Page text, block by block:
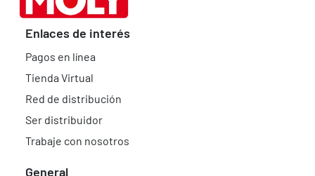
Enlaces de interés
Pagos en línea
Tienda Virtual
Red de distribución
Ser distribuidor
Trabaje con nosotros
General